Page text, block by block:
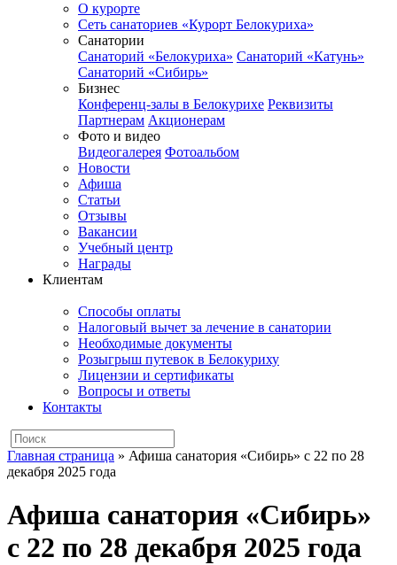
О курорте
Сеть санаториев «Курорт Белокуриха»
Санатории
Санаторий «Белокуриха» Санаторий «Катунь»
Санаторий «Сибирь»
Бизнес
Конференц-залы в Белокурихе Реквизиты
Партнерам Акционерам
Фото и видео
Видеогалерея Фотоальбом
Новости
Афиша
Статьи
Отзывы
Вакансии
Учебный центр
Награды
Клиентам
Способы оплаты
Налоговый вычет за лечение в санатории
Необходимые документы
Розыгрыш путевок в Белокуриху
Лицензии и сертификаты
Вопросы и ответы
Контакты
Главная страница » Афиша санатория «Сибирь» с 22 по 28
декабря 2025 года
Афиша санатория «Сибирь»
с 22 по 28 декабря 2025 года